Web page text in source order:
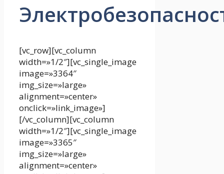
[vc_row][vc_column
width=»1/2″][vc_single_image
image=»3364″
img_size=»large»
alignment=»center»
onclick=»link_image»]
[/vc_column][vc_column
width=»1/2″][vc_single_image
image=»3365″
img_size=»large»
alignment=»center»